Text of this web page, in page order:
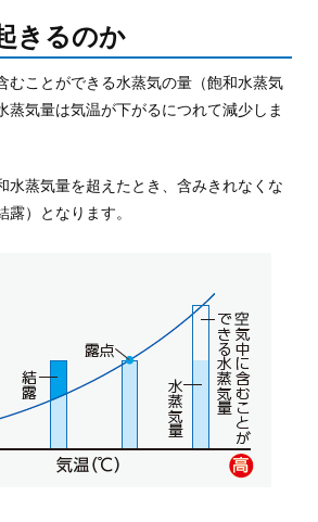
きるのか
むことができる水蒸気の量（飽和水蒸気
蒸気量は気温が下がるにつれて減少しま
水蒸気量を超えたとき、含みきれなくな
露）となります。